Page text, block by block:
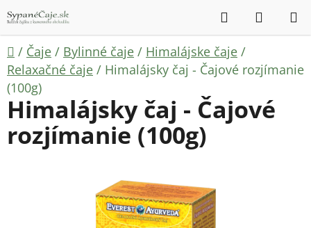
na
obsah
Hľadať
KOŠÍK
Domov
/ Čaje / Bylinné čaje / Himalájske čaje /
Relaxačné čaje / Himalájsky čaj - Čajové rozjímanie
(100g)
Himalájsky čaj - Čajové
rozjímanie (100g)